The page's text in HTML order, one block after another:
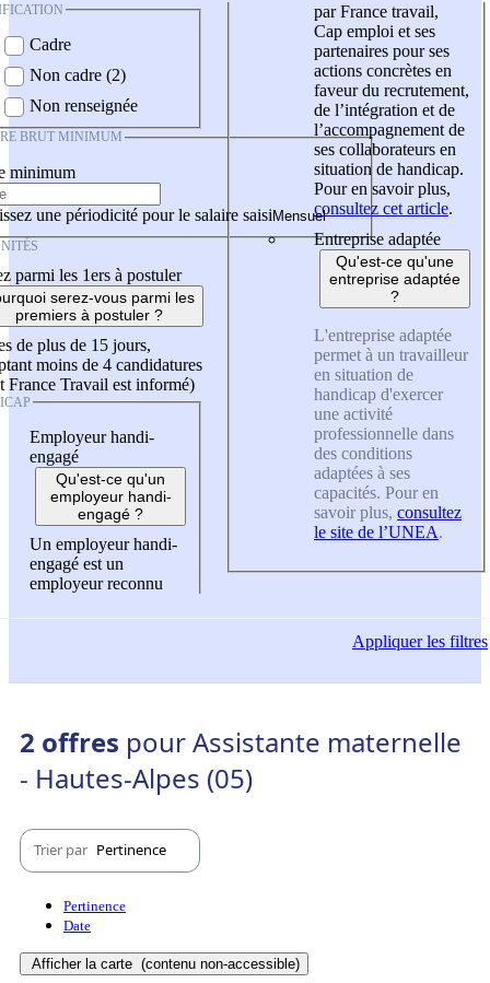
Cadre
Non cadre (2)
Non renseignée
BRUT MINIMUM
minimum
une périodicité pour le salaire saisi
parmi les 1ers à postuler
serez-vous parmi les
premiers à postuler ?
de plus de 15 jours,
moins de 4 candidatures
France Travail est informé)
Employeur handi-
engagé
Qu'est-ce qu'un
employeur handi-
engagé ?
Un employeur handi-
engagé est un
employeur reconnu
par France travail,
Cap emploi et ses
partenaires pour ses
actions concrètes en
faveur du recrutement,
de l’intégration et de
l’accompagnement de
ses collaborateurs en
situation de handicap.
Pour en savoir plus,
consultez cet article.
Entreprise adaptée
Qu'est-ce qu'une
entreprise adaptée
?
L'entreprise adaptée
permet à un travailleur
en situation de
handicap d'exercer
une activité
professionnelle dans
des conditions
adaptées à ses
capacités. Pour en
savoir plus, consultez
le site de l’UNEA.
Appliquerles filtres
2 offres pour Assistante maternelle
- Hautes-Alpes (05)
Trier par Pertinence
Pertinence
Date
Afficher la carte (contenu non-accessible)